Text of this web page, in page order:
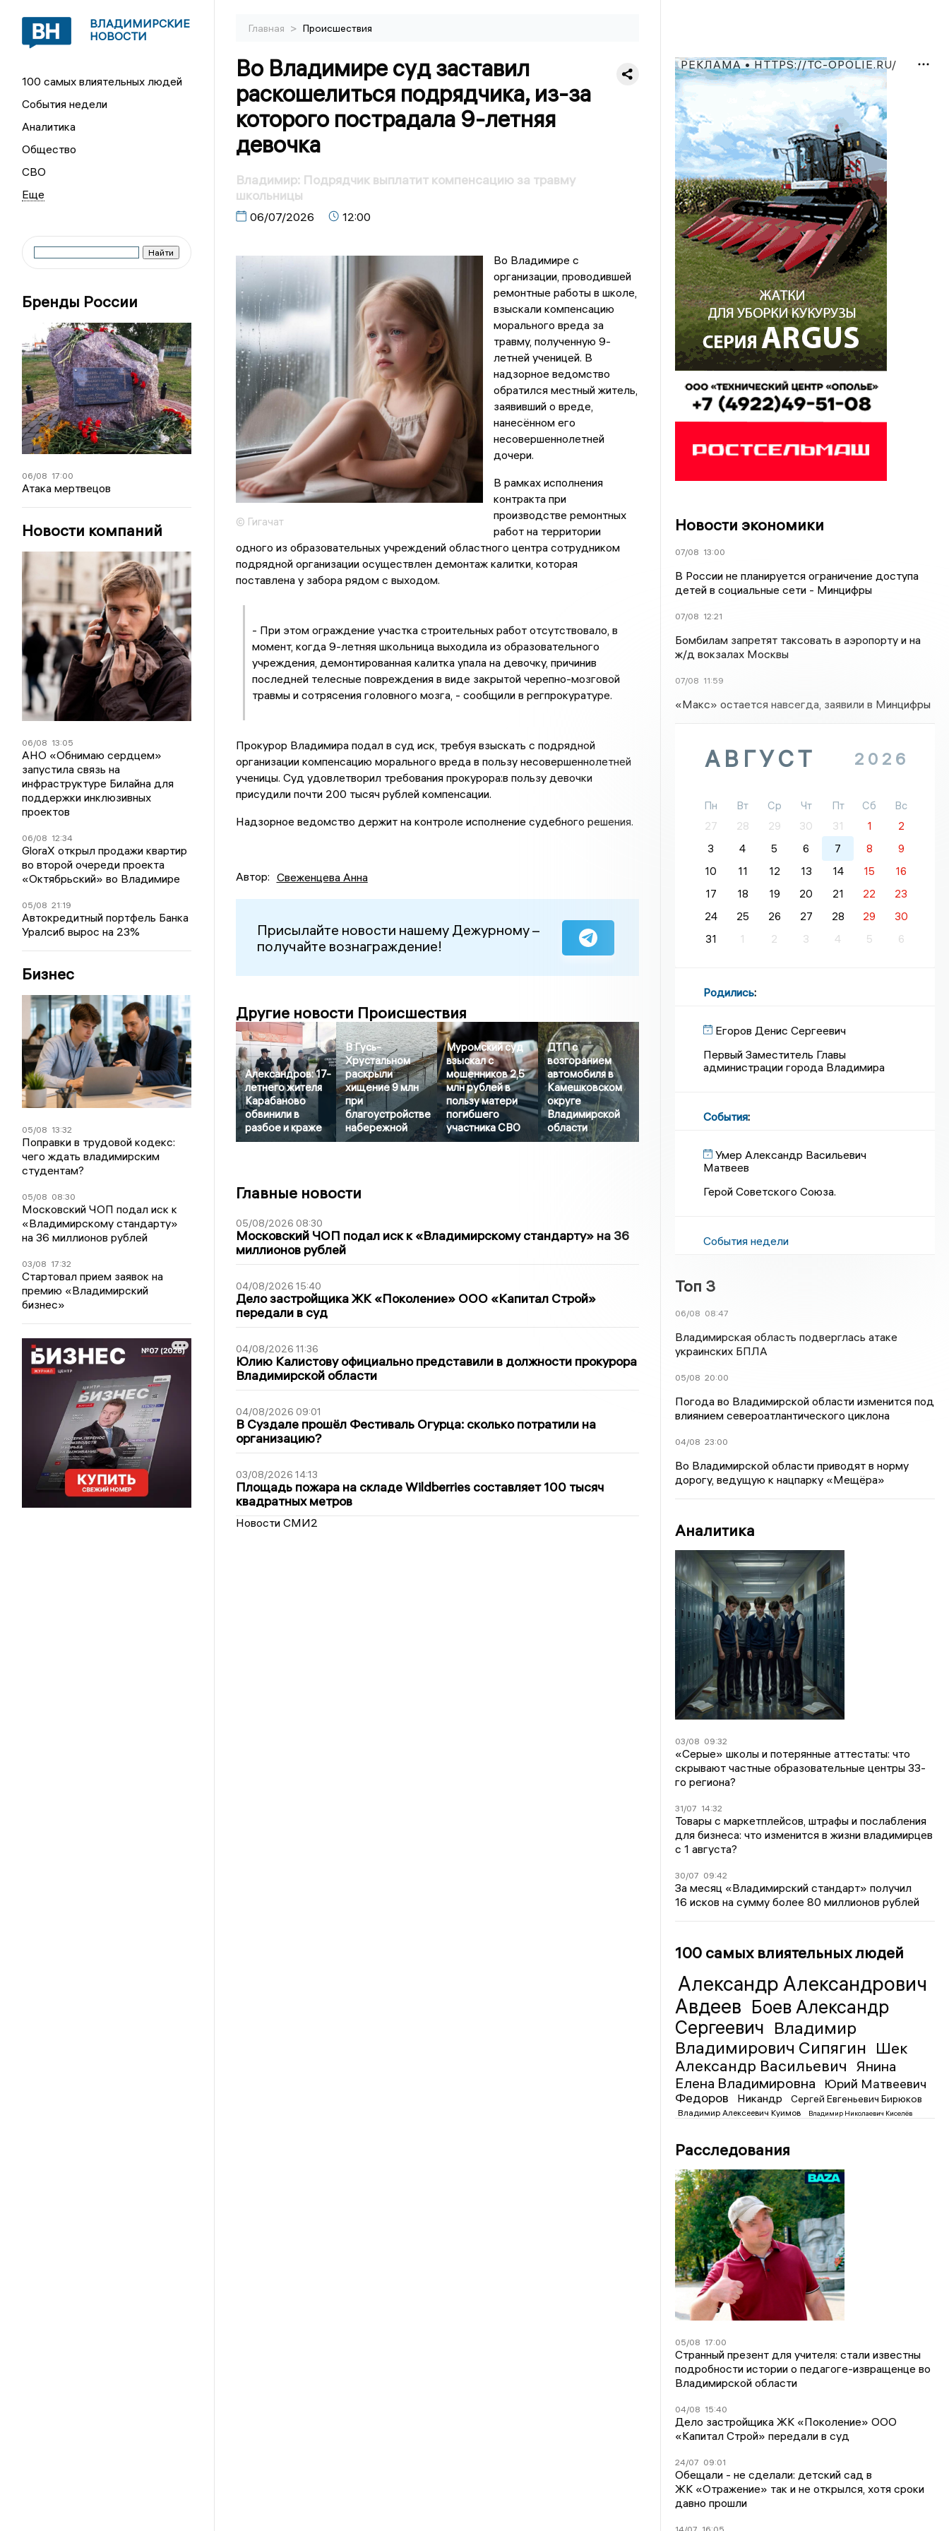
ВЛАДИМИРСКИЕ
НОВОСТИ
100 самых влиятельных людей
События недели
Аналитика
Общество
СВО
Бренды России
06/08 17:00
Атака мертвецов
Новости компаний
06/08 13:05
АНО «Обнимаю сердцем»
запустила связь на
инфраструктуре Билайна для
поддержки инклюзивных
проектов
06/08 12:34
GloraX открыл продажи квартир
во второй очереди проекта
«Октябрьский» во Владимире
05/08 21:19
Автокредитный портфель Банка
Уралсиб вырос на 23%
Бизнес
05/08 13:32
Поправки в трудовой кодекс:
чего ждать владимирским
студентам?
05/08 08:30
Московский ЧОП подал иск к
«Владимирскому стандарту»
на 36 миллионов рублей
03/08 17:32
Стартовал прием заявок на
премию «Владимирский
бизнес»
Главная > Происшествия
Во Владимире суд заставил
раскошелиться подрядчика, из-за
которого пострадала 9-летняя
девочка
Владимир: Подрядчик выплатит компенсацию за травму
школьницы
06/07/2026 12:00
© Гигачат
Во Владимире с
организации, проводившей
ремонтные работы в школе,
взыскали компенсацию
морального вреда за
травму, полученную 9-
летней ученицей. В
надзорное ведомство
обратился местный житель,
заявивший о вреде,
нанесённом его
несовершеннолетней
дочери.
В рамках исполнения
контракта при
производстве ремонтных
работ на территории
одного из образовательных учреждений областного центра сотрудником
подрядной организации осуществлен демонтаж калитки, которая
поставлена у забора рядом с выходом.
- При этом ограждение участка строительных работ отсутствовало, в
момент, когда 9-летняя школьница выходила из образовательного
учреждения, демонтированная калитка упала на девочку, причинив
последней телесные повреждения в виде закрытой черепно-мозговой
травмы и сотрясения головного мозга, - сообщили в регпрокуратуре.
Прокурор Владимира подал в суд иск, требуя взыскать с подрядной
организации компенсацию морального вреда в пользу несовершеннолетней
ученицы. Суд удовлетворил требования прокурора:в пользу девочки
присудили почти 200 тысяч рублей компенсации.
Надзорное ведомство держит на контроле исполнение судебного решения.
Автор: Свеженцева Анна
Присылайте новости нашему Дежурному –
получайте вознаграждение!
Другие новости Происшествия
Александров: 17-
летнего жителя
Карабаново
обвинили в
разбое и краже
В Гусь-
Хрустальном
раскрыли
хищение 9 млн
при
благоустройстве
набережной
Муромский суд
взыскал с
мошенников 2,5
млн рублей в
пользу матери
погибшего
участника СВО
ДТП с
возгоранием
автомобиля в
Камешковском
округе
Владимирской
области
Главные новости
05/08/2026 08:30
Московский ЧОП подал иск к «Владимирскому стандарту» на 36
миллионов рублей
04/08/2026 15:40
Дело застройщика ЖК «Поколение» ООО «Капитал Строй»
передали в суд
04/08/2026 11:36
Юлию Калистову официально представили в должности прокурора
Владимирской области
04/08/2026 09:01
В Суздале прошёл Фестиваль Огурца: сколько потратили на
организацию?
03/08/2026 14:13
Площадь пожара на складе Wildberries составляет 100 тысяч
квадратных метров
Новости СМИ2
РЕКЛАМА • HTTPS://TC-OPOLIE.RU/
Новости экономики
07/08 13:00
В России не планируется ограничение доступа
детей в социальные сети - Минцифры
07/08 12:21
Бомбилам запретят таксовать в аэропорту и на
ж/д вокзалах Москвы
07/08 11:59
«Макс» остается навсегда, заявили в Минцифры
АВГУСТ 2026
Пн Вт Ср Чт Пт Сб
Вс
27
28 29 30 31 1
2
3
4 5 6 7 8
9
10
11 12 13 14 15
16
17
18 19 20 21 22
23
24
25 26 27 28 29
30
31
1 2 3 4 5 6
Родились:
Егоров Денис Сергеевич
Первый Заместитель Главы
администрации города Владимира
События:
Умер Александр Васильевич
Матвеев
Герой Советского Союза.
События недели
Топ 3
06/08 08:47
Владимирская область подверглась атаке
украинских БПЛА
05/08 20:00
Погода во Владимирской области изменится под
влиянием североатлантического циклона
04/08 23:00
Во Владимирской области приводят в норму
дорогу, ведущую к нацпарку «Мещёра»
Аналитика
03/08 09:32
«Серые» школы и потерянные аттестаты: что
скрывают частные образовательные центры 33-
го региона?
31/07 14:32
Товары с маркетплейсов, штрафы и послабления
для бизнеса: что изменится в жизни владимирцев
с 1 августа?
30/07 09:42
За месяц «Владимирский стандарт» получил
16 исков на сумму более 80 миллионов рублей
100 самых влиятельных людей
Александр Александрович
Авдеев Боев Александр
Сергеевич Владимир
Владимирович Сипягин Шек
Александр Васильевич
Янина
Елена Владимировна
Юрий Матвеевич
Федоров
Никандр Сергей Евгеньевич Бирюков
Владимир Алексеевич Куимов Владимир Николаевич Киселёв
Расследования
05/08 17:00
Странный презент для учителя: стали известны
подробности истории о педагоге-извращенце во
Владимирской области
04/08 15:40
Дело застройщика ЖК «Поколение» ООО
«Капитал Строй» передали в суд
24/07 09:01
Обещали - не сделали: детский сад в
ЖК «Отражение» так и не открылся, хотя сроки
давно прошли